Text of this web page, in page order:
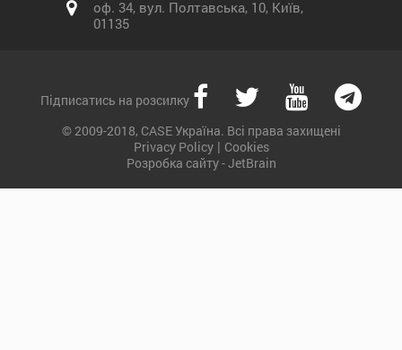
оф. 34, вул. Полтавська, 10, Київ,
01135
Підписатись на розсилку
© 2009-2018, CASE Україна. Всі права захищені
Privacy Policy| Cookies
Розробка сайту - JetBrain